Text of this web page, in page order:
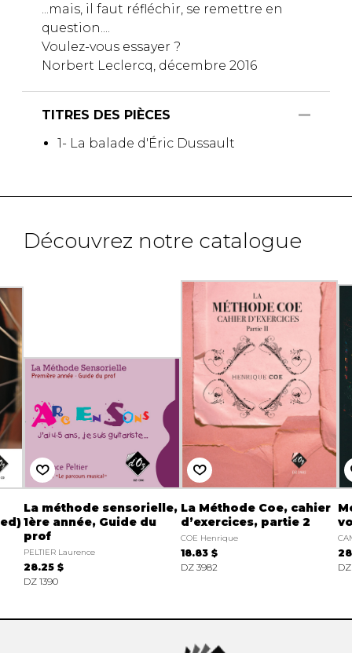
...mais, il faut réfléchir, se remettre en
question....
Voulez-vous essayer ?
Norbert Leclercq, décembre 2016
TITRES DES PIÈCES
1- La balade d'Éric Dussault
Découvrez notre catalogue
La méthode sensorielle,
1ère année, Guide du
prof
PELTIER Laurence
28.25 $
DZ 1390
La Méthode Coe, cahier
d’exercices, partie 2
COE Henrique
18.83 $
DZ 3982